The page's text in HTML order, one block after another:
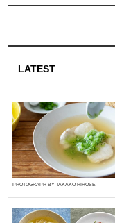
LATEST
PHOTOGRAPH BY TAKAKO HIROSE